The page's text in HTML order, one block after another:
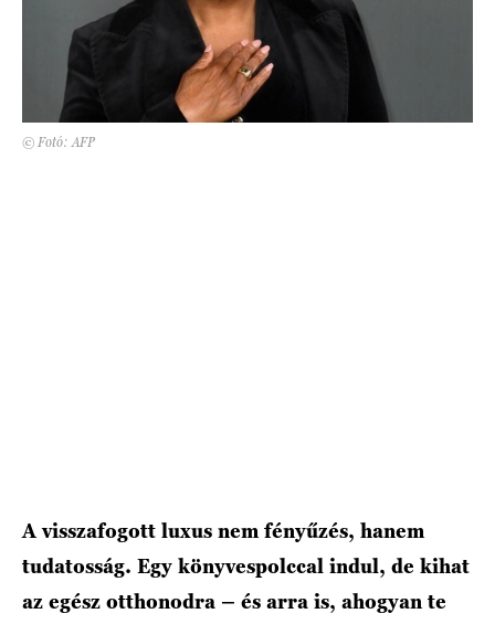
© Fotó: AFP
A visszafogott luxus nem fényűzés, hanem
tudatosság. Egy könyvespolccal indul, de kihat
az egész otthonodra – és arra is, ahogyan te